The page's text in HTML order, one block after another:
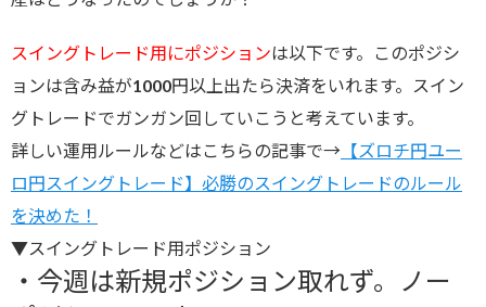
スイングトレード用にポジションは以下です。このポジシ
ョンは含み益が1000円以上出たら決済をいれます。スイン
グトレードでガンガン回していこうと考えています。
詳しい運用ルールなどはこちらの記事で→ 【ズロチ円ユー
ロ円スイングトレード】必勝のスイングトレードのルール
を決めた！
▼スイングトレード用ポジション
・今週は新規ポジション取れず。ノー